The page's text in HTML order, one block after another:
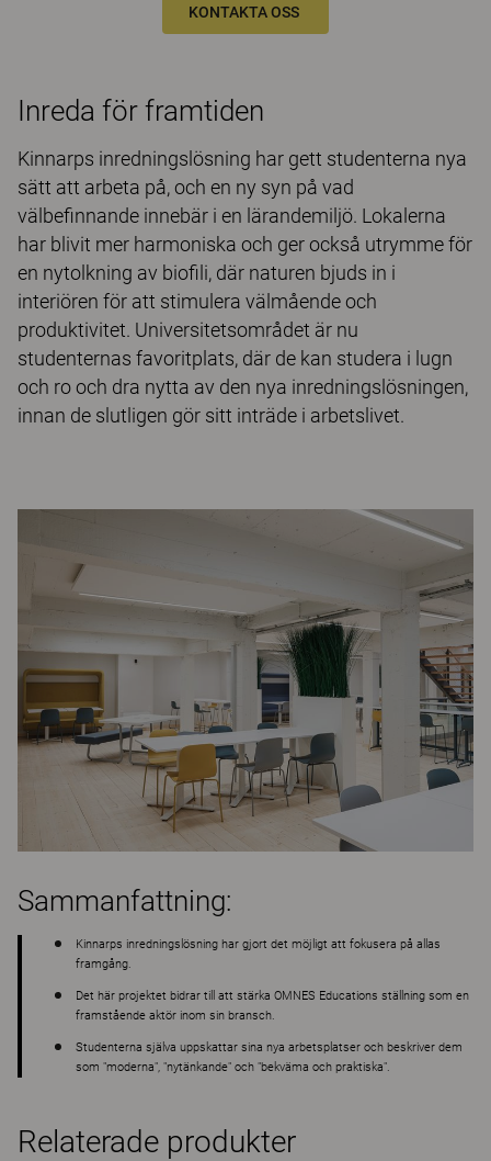
KONTAKTA OSS
Inreda för framtiden
Kinnarps inredningslösning har gett studenterna nya
sätt att arbeta på, och en ny syn på vad
välbefinnande innebär i en lärandemiljö. Lokalerna
har blivit mer harmoniska och ger också utrymme för
en nytolkning av biofili, där naturen bjuds in i
interiören för att stimulera välmående och
produktivitet. Universitetsområdet är nu
studenternas favoritplats, där de kan studera i lugn
och ro och dra nytta av den nya inredningslösningen,
innan de slutligen gör sitt inträde i arbetslivet.
Sammanfattning:
Kinnarps inredningslösning har gjort det möjligt att fokusera på allas
framgång.
Det här projektet bidrar till att stärka OMNES Educations ställning som en
framstående aktör inom sin bransch.
Studenterna själva uppskattar sina nya arbetsplatser och beskriver dem
som "moderna", "nytänkande" och "bekväma och praktiska".
Relaterade produkter